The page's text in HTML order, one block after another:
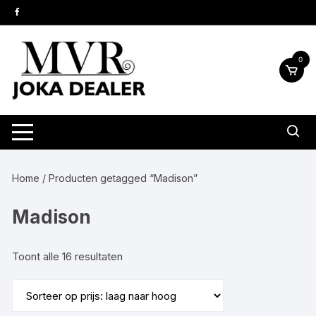
naar
inhoud
0
Home / Producten getagged “Madison”
Madison
Toont alle 16 resultaten